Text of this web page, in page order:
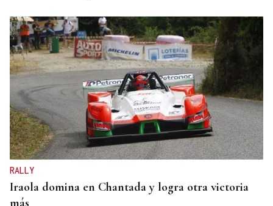
RALLY
Iraola domina en Chantada y logra otra victoria